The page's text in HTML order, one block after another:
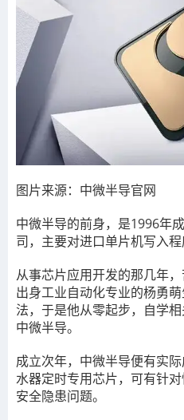
图片来源：中微半导官网
中微半导的前身，是1996年
司，主要对进口单片机写入程
从事芯片应用开发的那几年
出身工业自动化专业的杨勇
法，于是他从零起步，自学
中微半导。
成立次年，中微半导便有实
水器定时专用芯片，可有针
安全隐患问题。